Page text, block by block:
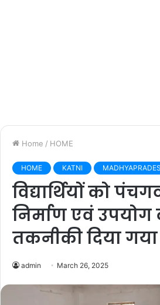
Home / HOME
HOME KATNI
विद्यार्थियों को
निर्माण एवं उपयोग
तकनीकी दिया गया
admin March 26, 2025